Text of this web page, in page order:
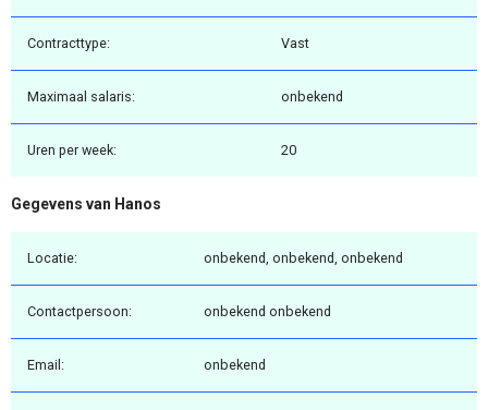
Contracttype: Vast
Maximaal salaris: onbekend
Uren per week: 20
Gegevens van Hanos
Locatie: onbekend, onbekend, onbekend
Contactpersoon: onbekend onbekend
Email: onbekend